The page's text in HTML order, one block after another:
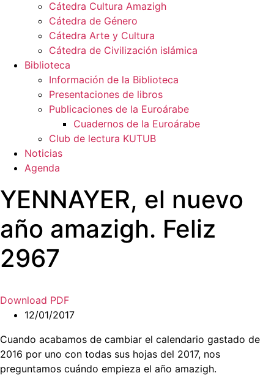
Cátedra Cultura Amazigh
Cátedra de Género
Cátedra Arte y Cultura
Cátedra de Civilización islámica
Biblioteca
Información de la Biblioteca
Presentaciones de libros
Publicaciones de la Euroárabe
Cuadernos de la Euroárabe
Club de lectura KUTUB
Noticias
Agenda
YENNAYER, el nuevo
año amazigh. Feliz
2967
Download PDF
12/01/2017
Cuando acabamos de cambiar el calendario gastado de
2016 por uno con todas sus hojas del 2017, nos
preguntamos cuándo empieza el año amazigh.